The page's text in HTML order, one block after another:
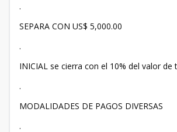
.
SEPARA CON US$ 5,000.00
.
INICIAL se cierra con el 10% del valor de
.
MODALIDADES DE PAGOS DIVERSAS
.